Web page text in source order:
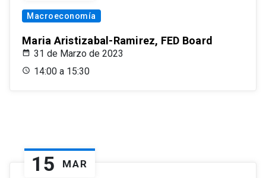
Macroeconomía
Maria Aristizabal-Ramirez, FED Board
31 de Marzo de 2023
14:00 a 15:30
15 MAR